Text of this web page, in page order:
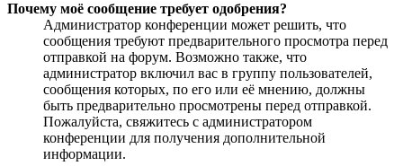
Почему моё сообщение требует одобрения?
Администратор конференции может решить, что
сообщения требуют предварительного просмотра перед
отправкой на форум. Возможно также, что
администратор включил вас в группу пользователей,
сообщения которых, по его или её мнению, должны
быть предварительно просмотрены перед отправкой.
Пожалуйста, свяжитесь с администратором
конференции для получения дополнительной
информации.